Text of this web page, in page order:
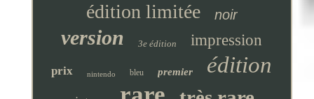
édition limitée noir
version 3e édition impression
prix nintendo bleu premier édition